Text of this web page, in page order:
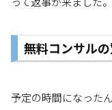
無料コンサル
予定の時間になった